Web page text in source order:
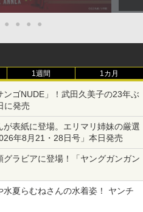
● ● ● ●
1週間 1カ月
ンゴNUDE」！武田久美子の23年ぶ
に発売
が表紙に登場。エリマリ姉妹の厳選
年8⽉21・28日号」本日発売
ラビアに登場！「ヤングガンガン
水夏らむねさんの水着姿！ ヤンチ